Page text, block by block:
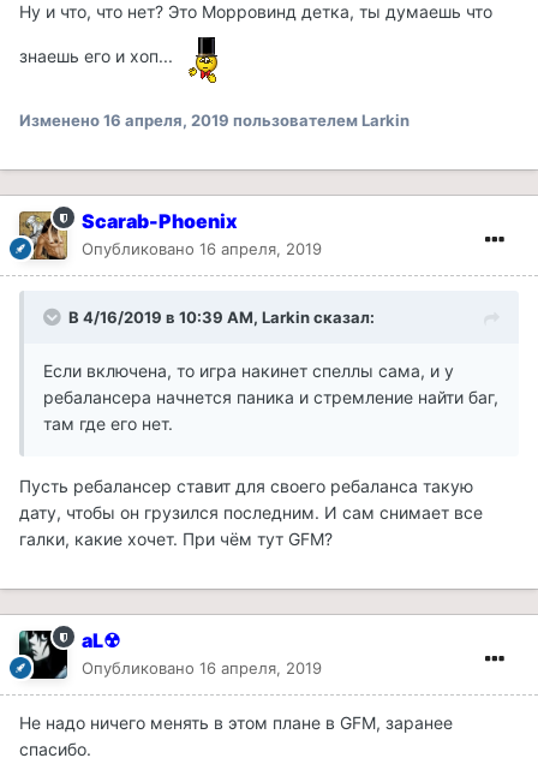
Ну и что, что нет? Это Морровинд детка, ты думаешь что
знаешь его и хоп...
Изменено16 апреля, 2019 пользователем Larkin
Scarab-Phoenix
Опубликовано 16 апреля, 2019
В 4/16/2019 в 10:39 AM, Larkin сказал:
Если включена, то игра накинет спеллы сама, и у
ребалансера начнется паника и стремление найти баг,
там где его нет.
Пусть ребалансер ставит для своего ребаланса такую
дату, чтобы он грузился последним. И сам снимает все
галки, какие хочет. При чём тут GFM?
aL☢
Опубликовано 16 апреля, 2019
Не надо ничего менять в этом плане в GFM, заранее
спасибо.